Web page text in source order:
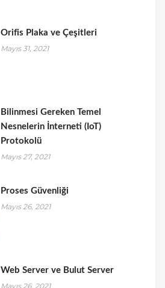
Orifis Plaka ve Çeşitleri
Mayıs 31, 2021
Bilinmesi Gereken Temel
Nesnelerin İnterneti (IoT)
Protokolü
Mayıs 27, 2021
Proses Güvenliği
Mayıs 26, 2021
Web Server ve Bulut Server
Mayıs 26, 2021